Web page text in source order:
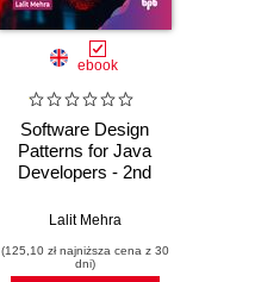
ebook
Software Design
Patterns for Java
Developers - 2nd
Lalit Mehra
(125,10 zł najniższa cena z 30
dni)